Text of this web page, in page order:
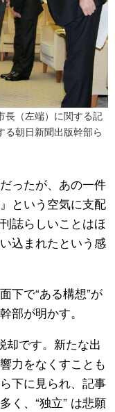
長（左端）に関する記
る朝日新聞出版幹部ら
ったが、あの一件
という空気に支配
誌らしいことはほ
込まれたという感
下で“ある構想”が
部が明かす。
却です。新たな出
力をなくすことも
下に見られ、記事
く、“独立” は悲願